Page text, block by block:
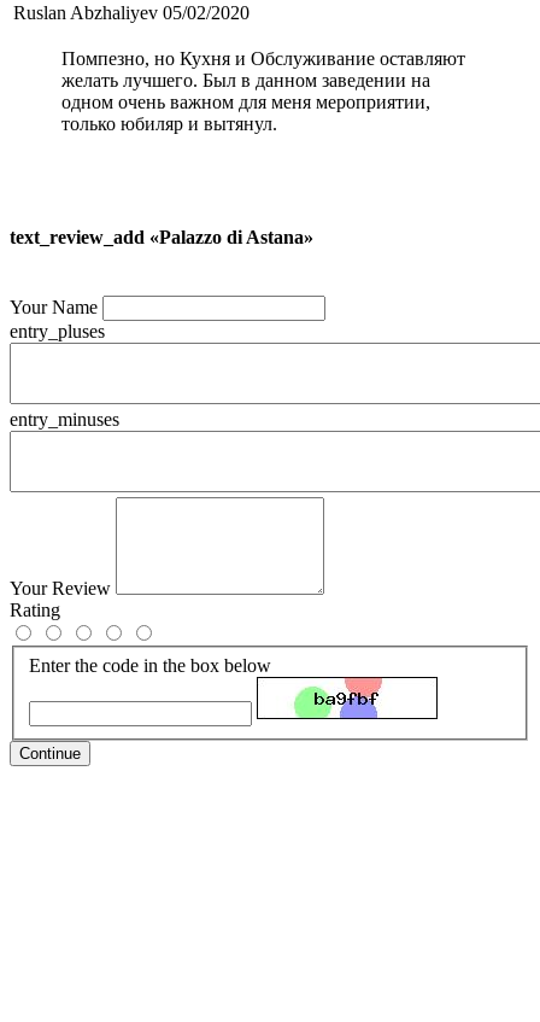
Ruslan Abzhaliyev 05/02/2020
Помпезно, но Кухня и Обслуживание оставляют
желать лучшего. Был в данном заведении на
одном очень важном для меня мероприятии,
только юбиляр и вытянул.
text_review_add «Palazzo di Astana»
Your Name
entry_pluses
entry_minuses
Your Review
Rating
Enter the code in the box below
Continue